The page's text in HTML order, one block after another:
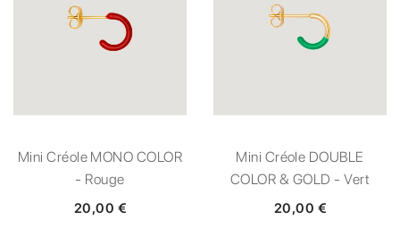
Mini Créole MONO COLOR
- Rouge
20,00 €
Mini Créole DOUBLE
COLOR & GOLD - Vert
20,00 €